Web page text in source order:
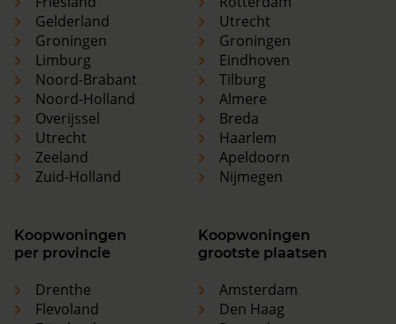
Gelderland
Groningen
Limburg
Noord-Brabant
Noord-Holland
Overijssel
Utrecht
Zeeland
Zuid-Holland
Utrecht
Groningen
Eindhoven
Tilburg
Almere
Breda
Haarlem
Apeldoorn
Nijmegen
Koopwoningen
per provincie
Drenthe
Flevoland
Koopwoningen
grootste plaatsen
Amsterdam
Den Haag